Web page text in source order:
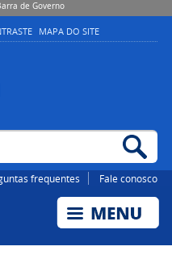
de Governo
MAPA DO SITE
frequentes Fale conosco